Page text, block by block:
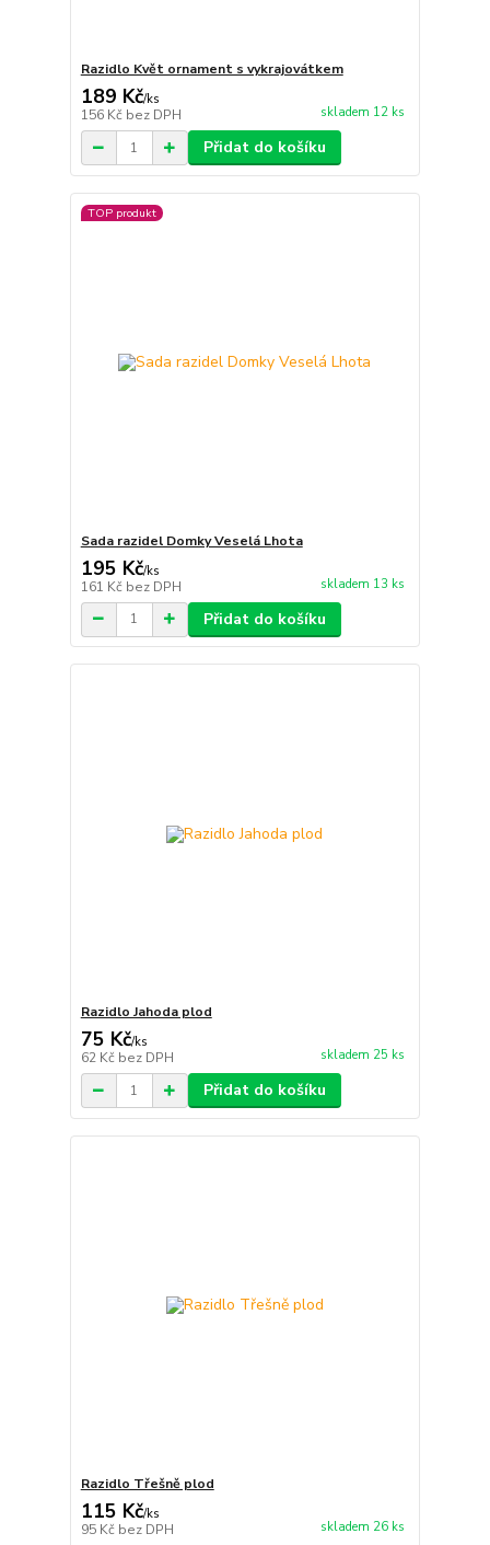
Razidlo Květ ornament s vykrajovátkem
189 Kč/ks
156 Kč bez DPH skladem 12 ks
Přidat do košíku
TOP produkt
Sada razidel Domky Veselá Lhota
195 Kč/ks
161 Kč bez DPH skladem 13 ks
Přidat do košíku
Razidlo Jahoda plod
75 Kč/ks
62 Kč bez DPH skladem 25 ks
Přidat do košíku
Razidlo Třešně plod
115 Kč/ks
95 Kč bez DPH skladem 26 ks